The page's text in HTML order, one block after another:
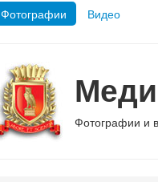
Фотографии Видео
Фотографии и